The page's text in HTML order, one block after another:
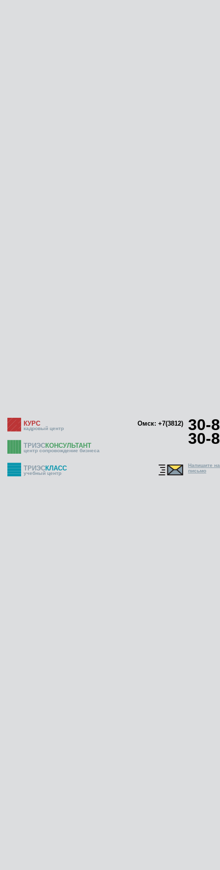
КУРС
кадровый центр
Омск: +7(3812) 30-
30-
ТРИЭСКОНСУЛЬТАНТ
центр сопровождение бизнеса
ТРИЭСКЛАСС
учебный центр
Напишите
письмо